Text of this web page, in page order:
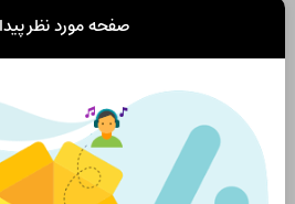
صفحه مورد نظر